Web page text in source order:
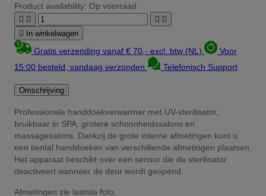
Product availability: Op voorraad
   
 In winkelwagen
Gratis verzending vanaf € 70,- excl. btw (NL)
Voor
15:00 besteld, vandaag verzonden
Telefonisch Support
Omschrijving
Professionele handdoekverwarmer met UV-sterilisator,
bruikbaar in SPA, grotere schoonheidssalons en
massagesalons. Dankzij de grote interne afmetingen kunt u
een tiental handdoeken van verschillende afmetingen plaatsen.
Het apparaat beschikt over een sensor die de sterilisator
deactiveert wanneer de deur wordt geopend.
Afmetingen zie laatste foto.